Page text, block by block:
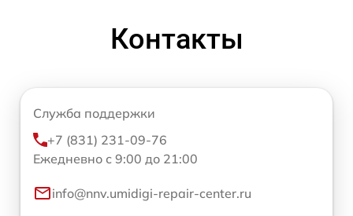
Контакты
Служба поддержки
+7 (831) 231-09-76
Ежедневно с 9:00 до 21:00
info@nnv.umidigi-repair-center.ru